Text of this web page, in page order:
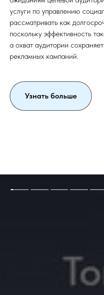
услуги по управлению
рассматривать как
поскольку эффективность
а охват аудитории
рекламных кампаний.
Узнать больше